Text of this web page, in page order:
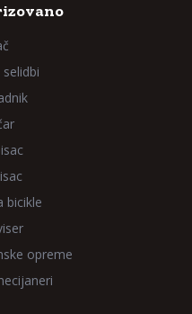
bicikle
opreme